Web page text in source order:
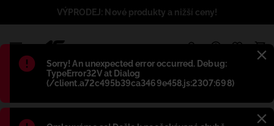
Błąd:
Sorry! An unexpected error occurred. Debug:
TypeError32V at Dialog
(/client.a72c495b39ca3469e458.js:2307:698)
VÝPRODEJ: Nové produkty a nižší ceny!